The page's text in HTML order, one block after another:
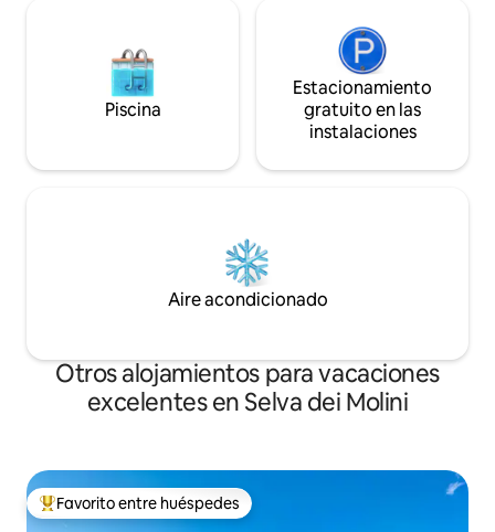
Piscina
Estacionamiento
gratuito en las
instalaciones
Aire acondicionado
Otros alojamientos para vacaciones
excelentes en Selva dei Molini
Favorito entre huéspedes preferido
Favorito entre huéspedes